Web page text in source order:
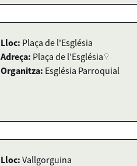
Lloc: Plaça de l'Església
Adreça: Plaça de l'Església
Organitza: Església Parroquial
Lloc: Vallgorguina